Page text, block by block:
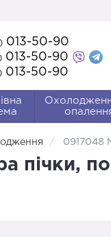
013-50-90
013-50-90
013-50-90
0917048
пічки,